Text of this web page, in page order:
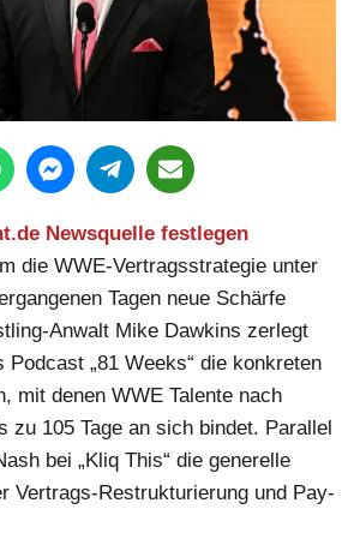
die WWE-Vertragsstrategie unter
Tagen neue Schärfe
Anwalt Mike Dawkins zerlegt
Podcast „81 Weeks“ die konkreten
mit denen WWE Talente nach
zu 105 Tage an sich bindet. Parallel
bei „Kliq This“ die generelle
Vertrags-Restrukturierung und Pay-